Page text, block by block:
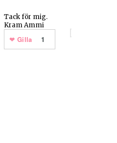
Tack för mig.
Kram Ammi
1
Gilla